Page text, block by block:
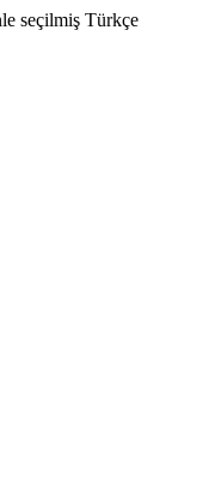
seçilmiş Türkçe